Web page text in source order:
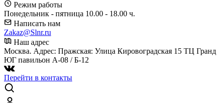
Режим работы
Понедельник - пятница 10.00 - 18.00 ч.
Написать нам
Zakaz@Slnr.ru
Наш адрес
Москва. Адрес: Пражская: Улица Кировоградская 15 ТЦ Гранд
ЮГ павильон А-08 / Б-12
Перейти в контакты